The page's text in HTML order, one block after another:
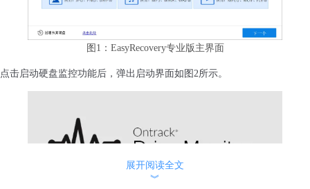
图1：EasyRecovery专业版主界面
点击启动硬盘监控功能后，弹出启动界面如图2所示。
展开阅读全文
︾